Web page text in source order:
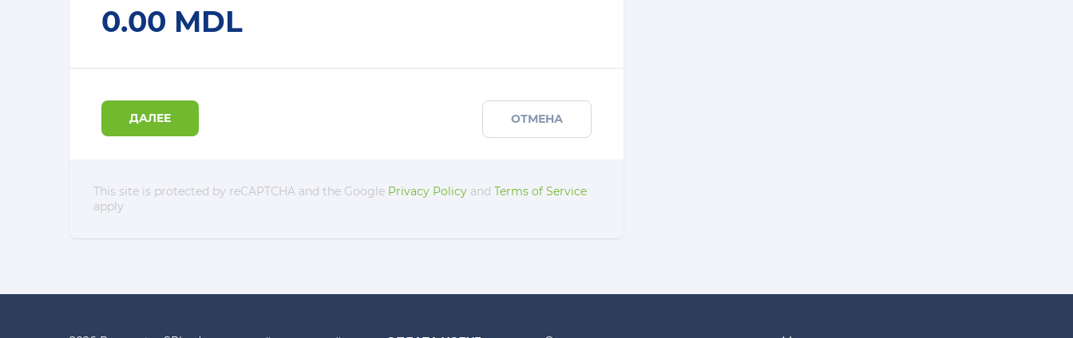
0.00 MDL
ДАЛЕЕ ОТМЕНА
This site is protected by reCAPTCHA and the Google Privacy Policy and Terms of Service
apply